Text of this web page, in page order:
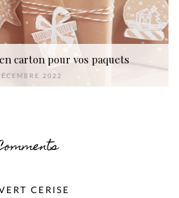
carton pour vos paquets
2022
CERISE